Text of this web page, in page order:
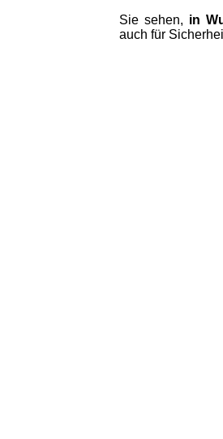
Sie sehen, in
auch für